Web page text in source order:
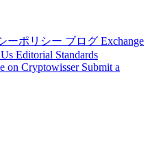
ーポリシー ブログ Exchange
Editorial Standards
on Cryptowisser Submit a